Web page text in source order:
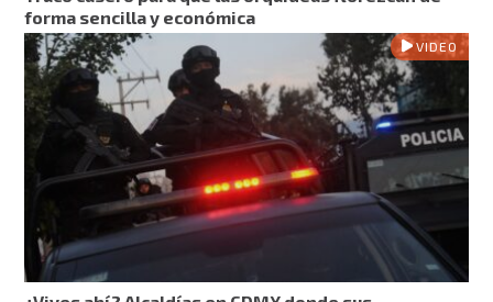
forma sencilla y económica
VIDEO